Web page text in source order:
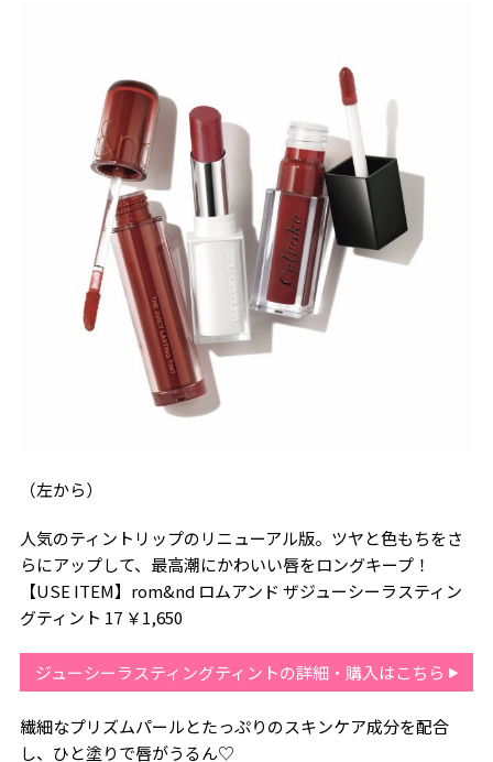
（左から）
人気のティントリップのリニューアル版。ツヤと色もちをさ
らにアップして、最高潮にかわいい唇をロングキープ！
【USE ITEM】rom&nd ロムアンド ザジューシーラスティン
グティント 17 ￥1,650
ジューシーラスティングティントの詳細・購入はこちら
繊細なプリズムパールとたっぷりのスキンケア成分を配合
し、ひと塗りで唇がうるん♡